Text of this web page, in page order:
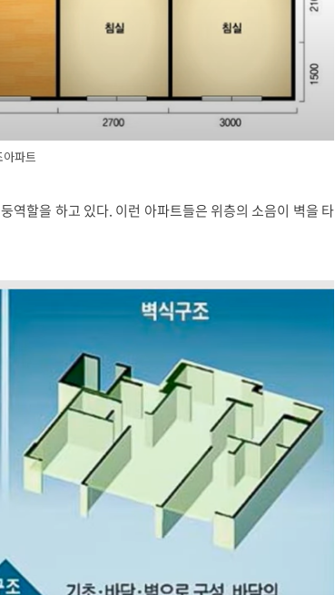
아파트
역할을 하고 있다. 이런 아파트들은 위층의 소음이 벽을 타